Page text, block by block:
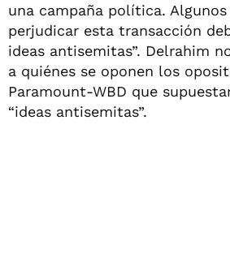
una campaña política.
perjudicar esta transacción
ideas antisemitas”. Delrahim
a quiénes se oponen los
Paramount-WBD que
“ideas antisemitas”.